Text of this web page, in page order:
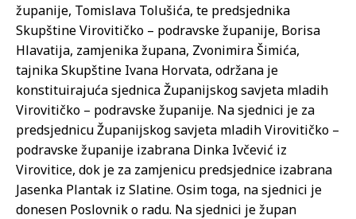
županije, Tomislava Tolušića, te predsjednika
Skupštine Virovitičko – podravske županije, Borisa
Hlavatija, zamjenika župana, Zvonimira Šimića,
tajnika Skupštine Ivana Horvata, održana je
konstituirajuća sjednica Županijskog savjeta mladih
Virovitičko – podravske županije. Na sjednici je za
predsjednicu Županijskog savjeta mladih Virovitičko –
podravske županije izabrana Dinka Ivčević iz
Virovitice, dok je za zamjenicu predsjednice izabrana
Jasenka Plantak iz Slatine. Osim toga, na sjednici je
donesen Poslovnik o radu. Na sjednici je župan